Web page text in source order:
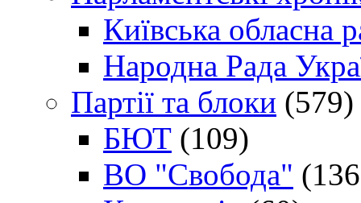
Київська обласна
Народна Рада
Партії та блоки (579)
БЮТ (109)
ВО "Свобода"